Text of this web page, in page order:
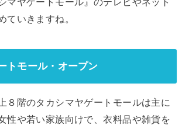
ていきますね。
トモール・オープン
８階のタカシマヤゲートモールは主に
性や若い家族向けで、衣料品や雑貨を